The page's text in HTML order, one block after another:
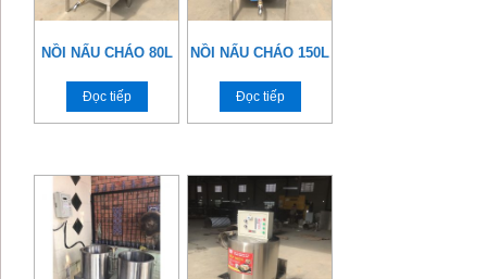
NỒI NẤU CHÁO 80L
Đọc tiếp
NỒI NẤU CHÁO 150L
Đọc tiếp